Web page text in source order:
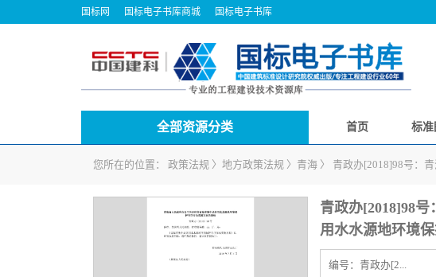
国标网 国标电子书库商城 国标电子书库
全部资源分类 首页 标准
您所在的位置： 政策法规 〉 地方政策法规 〉 青海 〉 青政办[2018]98号：
青政办[2018]98
用水水源地环境
编号： 青政办[2...